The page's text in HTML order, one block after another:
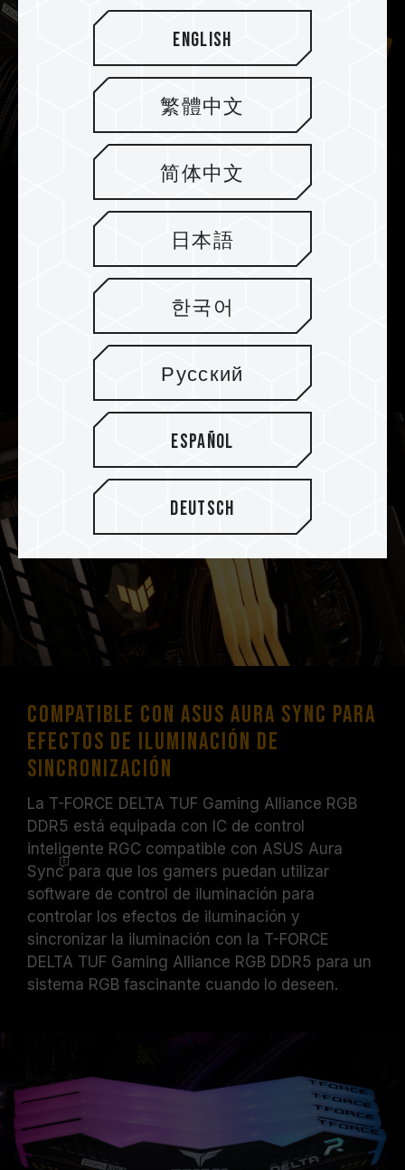
Diseño de enfriamiento de PMIC
La DELTA TUF Gaming RGB DDR5 está
equipada con silicona conductora térmica
profesional y diseño de enfriamiento PMIC
reforzado para operaciones PMIC más eficaces
y estables.
Compatible con ASUS Aura Sync para
efectos de iluminación de
sincronización
La T-FORCE DELTA TUF Gaming Alliance RGB
DDR5 está equipada con IC de control
inteligente RGC compatible con ASUS Aura
Syncpara que los gamers puedan utilizar
software de control de iluminación para
controlar los efectos de iluminación y
sincronizar la iluminación con la T-FORCE
DELTA TUF Gaming Alliance RGB DDR5 para un
sistema RGB fascinante cuando lo deseen.
English
繁體中文
简体中文
日本語
한국어
Русский
Español
Deutsch